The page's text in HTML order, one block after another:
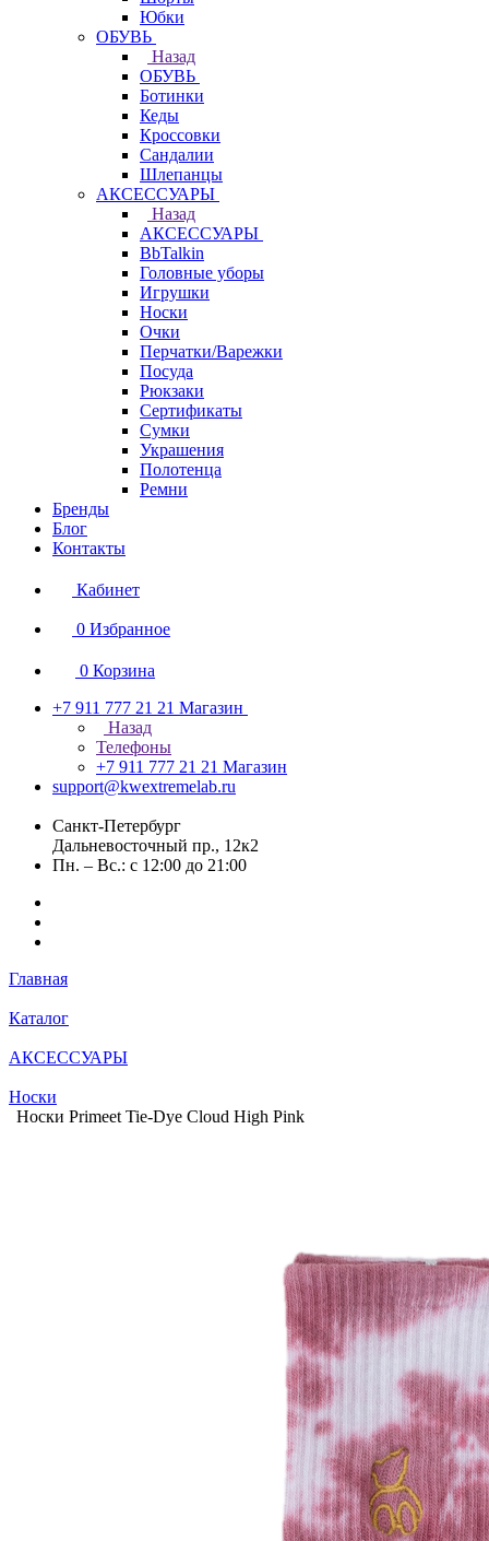
Юбки
ОБУВЬ
Назад
ОБУВЬ
Ботинки
Кеды
Кроссовки
Сандалии
Шлепанцы
АКСЕССУАРЫ
Назад
АКСЕССУАРЫ
BbTalkin
Головные уборы
Игрушки
Носки
Очки
Перчатки/Варежки
Посуда
Рюкзаки
Сертификаты
Сумки
Украшения
Полотенца
Ремни
Бренды
Блог
Контакты
Кабинет
0 Избранное
0 Корзина
+7 911 777 21 21 Магазин
Назад
Телефоны
+7 911 777 21 21 Магазин
support@kwextremelab.ru
Санкт-Петербург
Дальневосточный пр., 12к2
Пн. – Вс.: с 12:00 до 21:00
Главная
Каталог
АКСЕССУАРЫ
Носки
Носки Primeet Tie-Dye Cloud High Pink